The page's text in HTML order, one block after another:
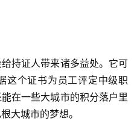
持证人带来诸多益处。它可
这个证书为员工评定中级职
在一些大城市的积分落户里
大城市的梦想。